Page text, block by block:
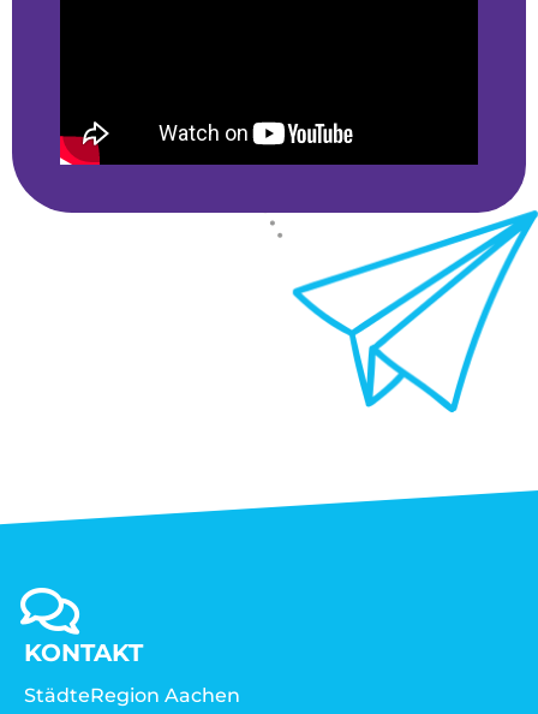
KONTAKT
StädteRegion Aachen